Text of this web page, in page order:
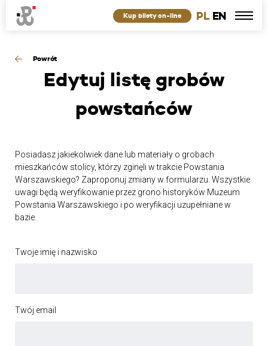
PL EN
Kup bilety on-line
Powrót
Edytuj listę grobów
powstańców
Posiadasz jakiekolwiek dane lub materiały o grobach
mieszkańców stolicy, którzy zginęli w trakcie Powstania
Warszawskiego? Zaproponuj zmiany w formularzu. Wszystkie
uwagi będą weryfikowanie przez grono historyków Muzeum
Powstania Warszawskiego i po weryfikacji uzupełniane w
bazie.
Twoje imię i nazwisko
Twój email